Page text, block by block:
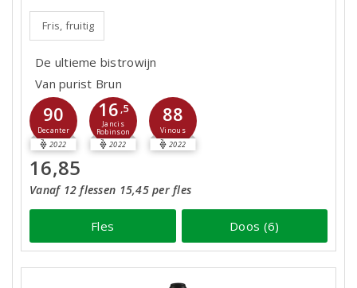
Fris, fruitig
De ultieme bistrowijn
Van purist Brun
90
Decanter
2022
16 ,5
Jancis
Robinson
2022
88
Vinous
2022
16,85
Vanaf 12 flessen 15,45 per fles
Fles Doos (6)